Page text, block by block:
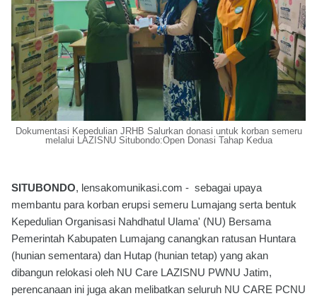
Dokumentasi Kepedulian JRHB Salurkan donasi untuk korban semeru
melalui LAZISNU Situbondo:Open Donasi Tahap Kedua
SITUBONDO, lensakomunikasi.com - sebagai upaya
membantu para korban erupsi semeru Lumajang serta bentuk
Kepedulian Organisasi Nahdhatul Ulama' (NU) Bersama
Pemerintah Kabupaten Lumajang canangkan ratusan Huntara
(hunian sementara) dan Hutap (hunian tetap) yang akan
dibangun relokasi oleh NU Care LAZISNU PWNU Jatim,
perencanaan ini juga akan melibatkan seluruh NU CARE PCNU